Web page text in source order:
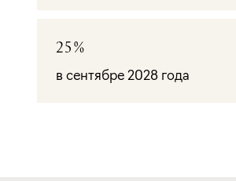
25%
в сентябре 2028 года